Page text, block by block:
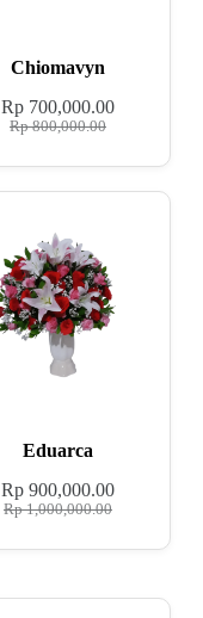
Chiomavyn
Rp800,000.00
Rp 700,000.00
Eduarca
Rp1,000,000.00
Rp 900,000.00